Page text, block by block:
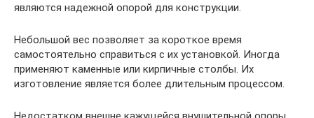
являются надежной опорой для конструкции.
Небольшой вес позволяет за короткое время
самостоятельно справиться с их установкой. Иногда
применяют каменные или кирпичные столбы. Их
изготовление является более длительным процессом.